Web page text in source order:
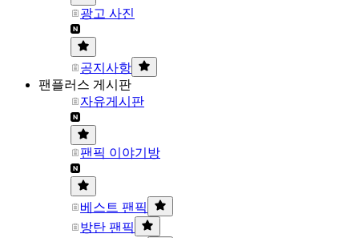
광고 사진
공지사항
팬플러스 게시판
자유게시판
팬픽 이야기방
베스트 팬픽
방탄 팬픽